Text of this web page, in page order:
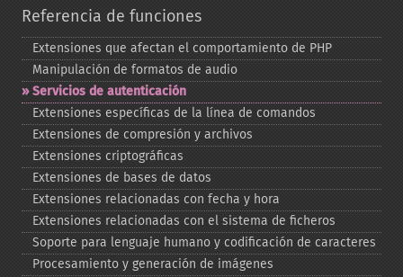
Referencia de funciones
Extensiones que afectan el comportamiento de PHP
Manipulación de formatos de audio
Servicios de autenticación
Extensiones específicas de la línea de comandos
Extensiones de compresión y archivos
Extensiones criptográficas
Extensiones de bases de datos
Extensiones relacionadas con fecha y hora
Extensiones relacionadas con el sistema de ficheros
Soporte para lenguaje humano y codificación de caracteres
Procesamiento y generación de imágenes